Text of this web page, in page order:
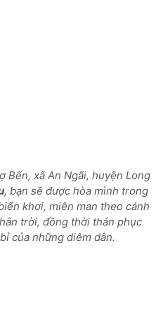
Bến, xã An Ngãi, huyện Long
, bạn sẽ được hòa mình trong
khơi, miên man theo cánh
trời, đồng thời thán phục
của những diêm dân.